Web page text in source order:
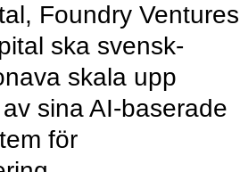
Foundry Ventures
ska svensk-
skala upp
sina AI-baserade
för